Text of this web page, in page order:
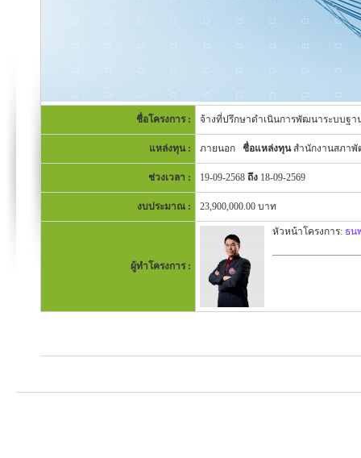
ชื่อโครงการ : จ้างที่ปรึกษาดำเนินการพัฒนาระบบฐ
แหล่งทุน : ภายนอก ชื่อแหล่งทุนสำนักงานสภาพั
ช่วงเวลา : 19-09-2568 ถึง 18-09-2569
งบประมาณ : 23,900,000.00 บาท
ผู้ทำโครงการ :
หัวหน้าโครงการ: ธน